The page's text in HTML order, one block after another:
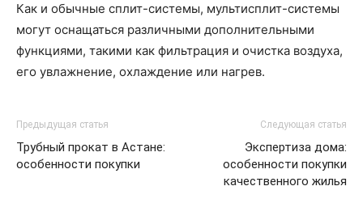
Как и обычные сплит-системы, мультисплит-системы
могут оснащаться различными дополнительными
функциями, такими как фильтрация и очистка воздуха,
его увлажнение, охлаждение или нагрев.
Предыдущая статья
Трубный прокат в Астане:
особенности покупки
Следующая статья
Экспертиза дома:
особенности покупки
качественного жилья